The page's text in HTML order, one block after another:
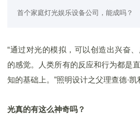
首个家庭灯光娱乐设备公司，能成吗？
“通过对光的模拟，可以创造出兴奋
的感觉。人类所有的反应和行为都是
知的基础上。”照明设计之父理查德·凯
光真的有这么神奇吗？